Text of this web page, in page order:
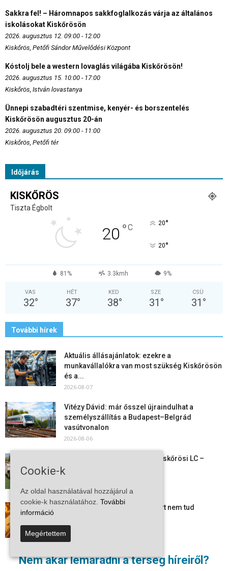
Nem akar lemaradni a térség híreiről?
Sakkra fel! – Háromnapos sakkfoglalkozás várja az általános
iskolásokat Kiskőrösön
2026. augusztus 12. 09:00 - 12:00
Kiskőrös, Petőfi Sándor Művelődési Központ
Kóstolj bele a western lovaglás világába Kiskőrösön!
2026. augusztus 15. 10:00 - 17:00
Kiskőrös, István lovastanya
Ünnepi szabadtéri szentmise, kenyér- és borszentelés
Kiskőrösön augusztus 20-án
2026. augusztus 20. 09:00 - 11:00
Kiskőrös, Petőfi tér
Időjárás
KISKŐRÖS
Tiszta Égbolt
20 °C 20°
20°
81% 3.3kmh 9%
VAS
32°
HÉT
37°
KED
38°
SZE
31 °
CSÜ
31 °
További hírek
Aktuális állásajánlatok: ezekre a
munkavállalókra van most szükség Kiskőrösön
és a...
2026-08-07
Vitézy Dávid: már ősszel újraindulhat a
személyszállítás a Budapest–Belgrád
vasútvonalon
2026-08-06
Megkezdte a felkészülést a Kiskőrösi LC –
együtt maradt a keret,...
Mi történik Európa felett? Ezért nem tud
2026-08-05
Folyamatosak a nyári karbantartási munkálatok
Kiskőrösön – útburkolati jeleket festenek és...
Cookie-k
Az oldal használatával hozzájárul a
cookie-k használatához. További
információ
Megértettem